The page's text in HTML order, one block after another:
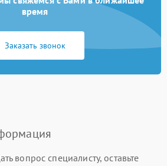
время
Заказать звонок
вопрос специалисту, оставьте